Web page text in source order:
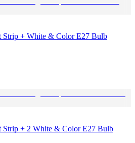
Strip + White & Color E27 Bulb
Strip + 2 White & Color E27 Bulb